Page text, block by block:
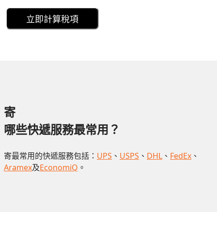
立即計算稅項
寄
哪些快遞服務最常用？
寄最常用的快遞服務包括： UPS 、 USPS 、 DHL 、 FedEx 、
Aramex及EconomiQ 。